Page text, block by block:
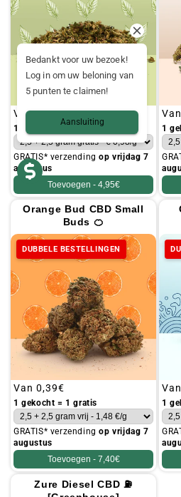
Gebruikelijke
prijs
Van0,19€
1 gekocht = 1 gratis
GRATIS* verzendingop vrijdag 7
augustus
Toevoegen - 4,95€
Van
1
Orange Bud CBD Small
Buds 🍊
DUBBELE BESTELLINGEN
Gebruikelijke
prijs
Van 0,39€
1 gekocht = 1 gratis
GRATIS* verzendingop vrijdag 7
augustus
Toevoegen - 7,40€
Van
1
Zure Diesel CBD ⛽
Bedankt voor uw bezoek!
Log in om uw beloning van
5 punten te claimen!
Aansluiting